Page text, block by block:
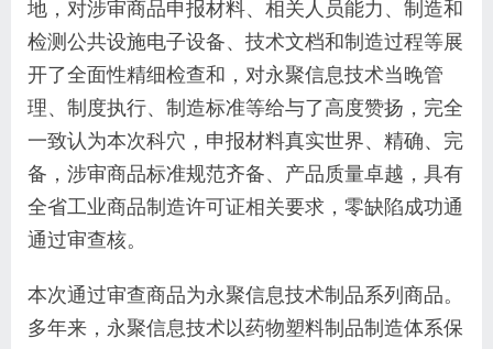
地，对涉审商品申报材料、相关人员能力、制造和
检测公共设施电子设备、技术文档和制造过程等展
开了全面性精细检查和，对永聚信息技术当晚管
理、制度执行、制造标准等给与了高度赞扬，完全
一致认为本次科穴，申报材料真实世界、精确、完
备，涉审商品标准规范齐备、产品质量卓越，具有
全省工业商品制造许可证相关要求，零缺陷成功通
通过审查核。
本次通过审查商品为永聚信息技术制品系列商品。
多年来，永聚信息技术以药物塑料制品制造体系保